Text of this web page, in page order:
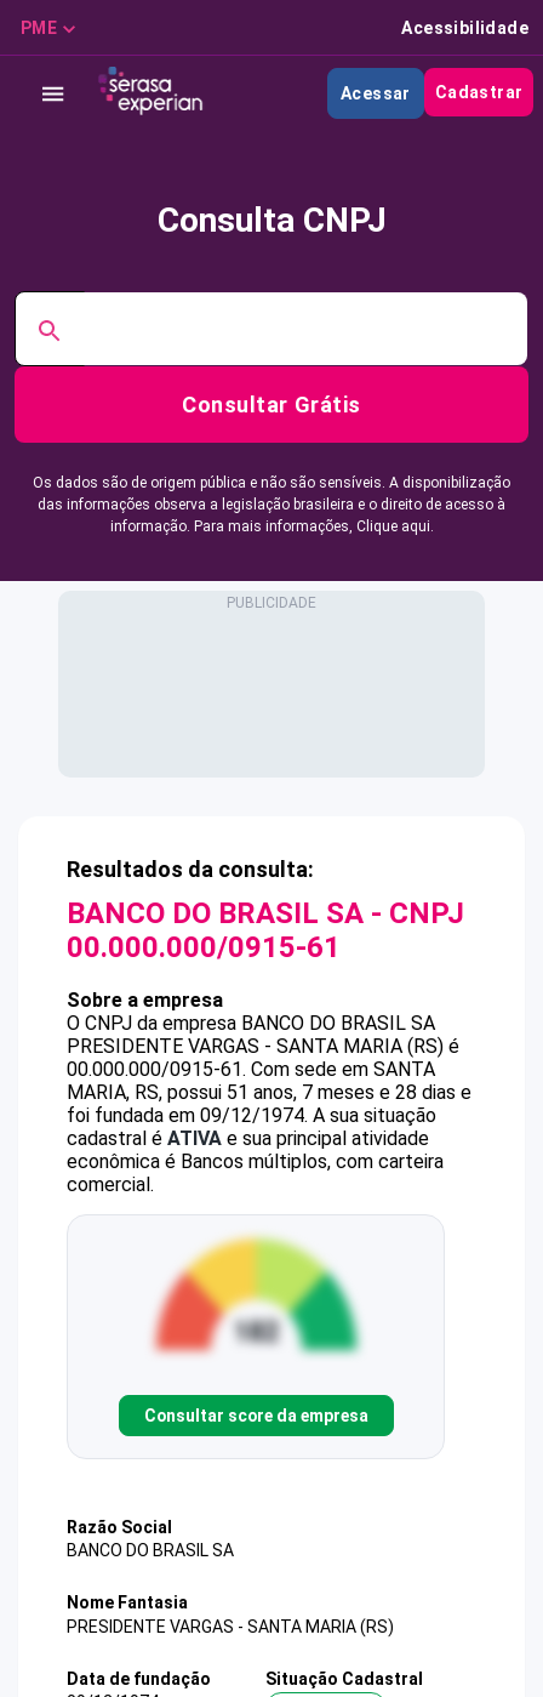
PME Acessibilidade
Acessar Cadastrar
Consulta CNPJ
Consultar Grátis
Os dados são de origem pública e não são sensíveis. A disponibilização
das informações observa a legislação brasileira e o direito de acesso à
informação. Para mais informações, Clique aqui.
Resultados da consulta:
BANCO DO BRASIL SA - CNPJ
00.000.000/0915-61
Sobre a empresa
O CNPJ da empresa BANCO DO BRASIL SA
PRESIDENTE VARGAS - SANTA MARIA (RS) é
00.000.000/0915-61. Com sede em SANTA
MARIA, RS, possui 51 anos, 7 meses e 28 dias e
foi fundada em 09/12/1974. A sua situação
cadastral é ATIVA e sua principal atividade
econômica é Bancos múltiplos, com carteira
comercial.
Consultar score da empresa
Razão Social
BANCO DO BRASIL SA
Nome Fantasia
PRESIDENTE VARGAS - SANTA MARIA (RS)
Data de fundação
Situação Cadastral